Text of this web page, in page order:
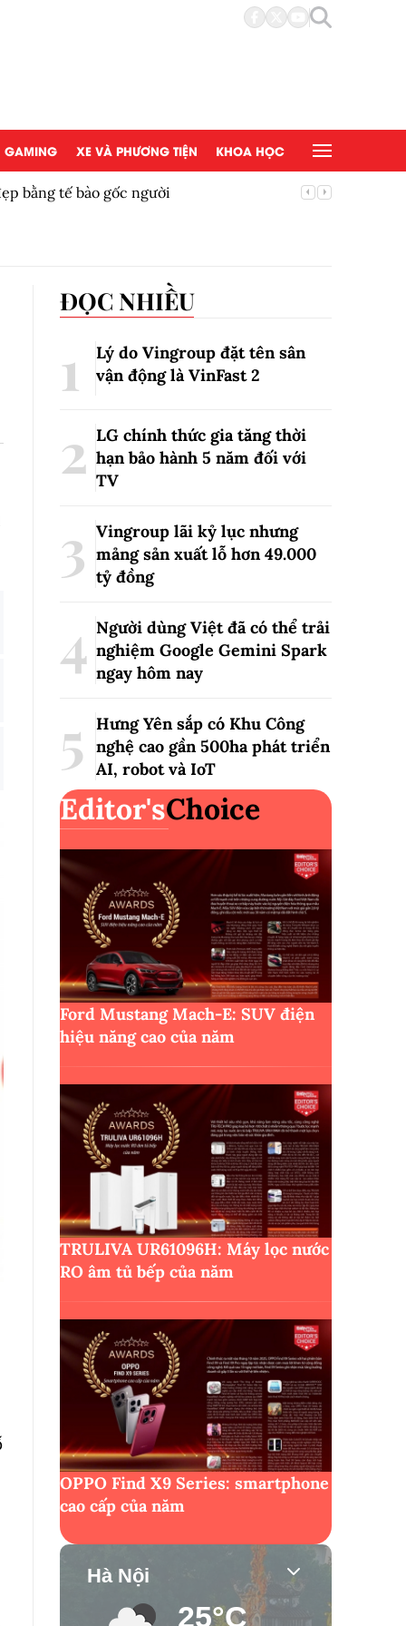
GAMING XE VÀ PHƯƠNG TIỆN KHOA HỌC
bằng tế bào gốc người
ĐỌC NHIỀU
Lý do Vingroup đặt tên sân
vận động là VinFast2
LG chính thức gia tăng thời
hạn bảo hành 5 năm đối với
TV
Vingroup lãi kỷ lục nhưng
mảng sản xuất lỗ hơn 49.000
tỷ đồng
Người dùng Việt đã có thể trải
nghiệm Google Gemini Spark
ngay hôm nay
Hưng Yên sắp có Khu Công
nghệ cao gần 500ha phát triển
AI, robot và IoT
Editor'sChoice
Ford Mustang Mach-E: SUV điện
hiệu năng cao của năm
TRULIVA UR61096H: Máy lọc nước
RO âm tủ bếp của năm
OPPO Find X9 Series: smartphone
cao cấp của năm
Hà Nội
25°C